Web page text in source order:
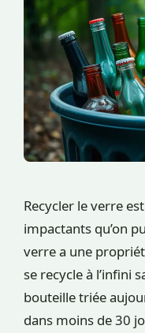
Recycler le verre
impactants qu’on
verre a une
se recycle à l’infini
bouteille triée
dans moins de 30